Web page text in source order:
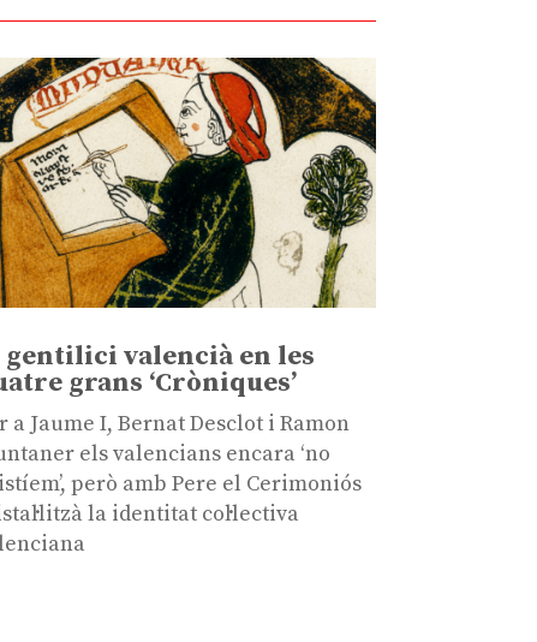
gentilici valencià en les
grans ‘Cròniques’
a Jaume I, Bernat Desclot i Ramon
els valencians encara ‘no
però amb Pere el Cerimoniós
la identitat col·lectiva